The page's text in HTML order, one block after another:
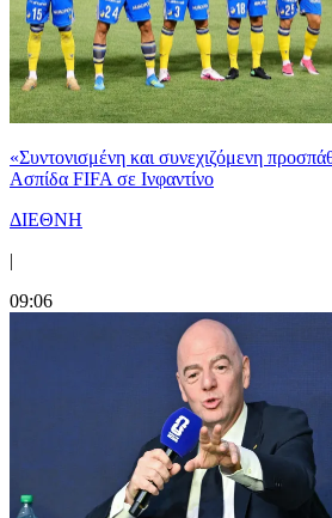
«Συντονισμένη και συνεχιζόμενη
Ασπίδα FIFA σε Ινφαντίνο
ΔΙΕΘΝΗ
|
09:06